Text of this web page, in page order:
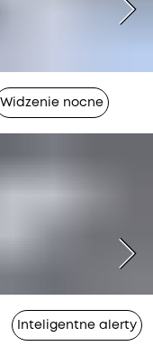
Widzenie nocne
Inteligentne alerty